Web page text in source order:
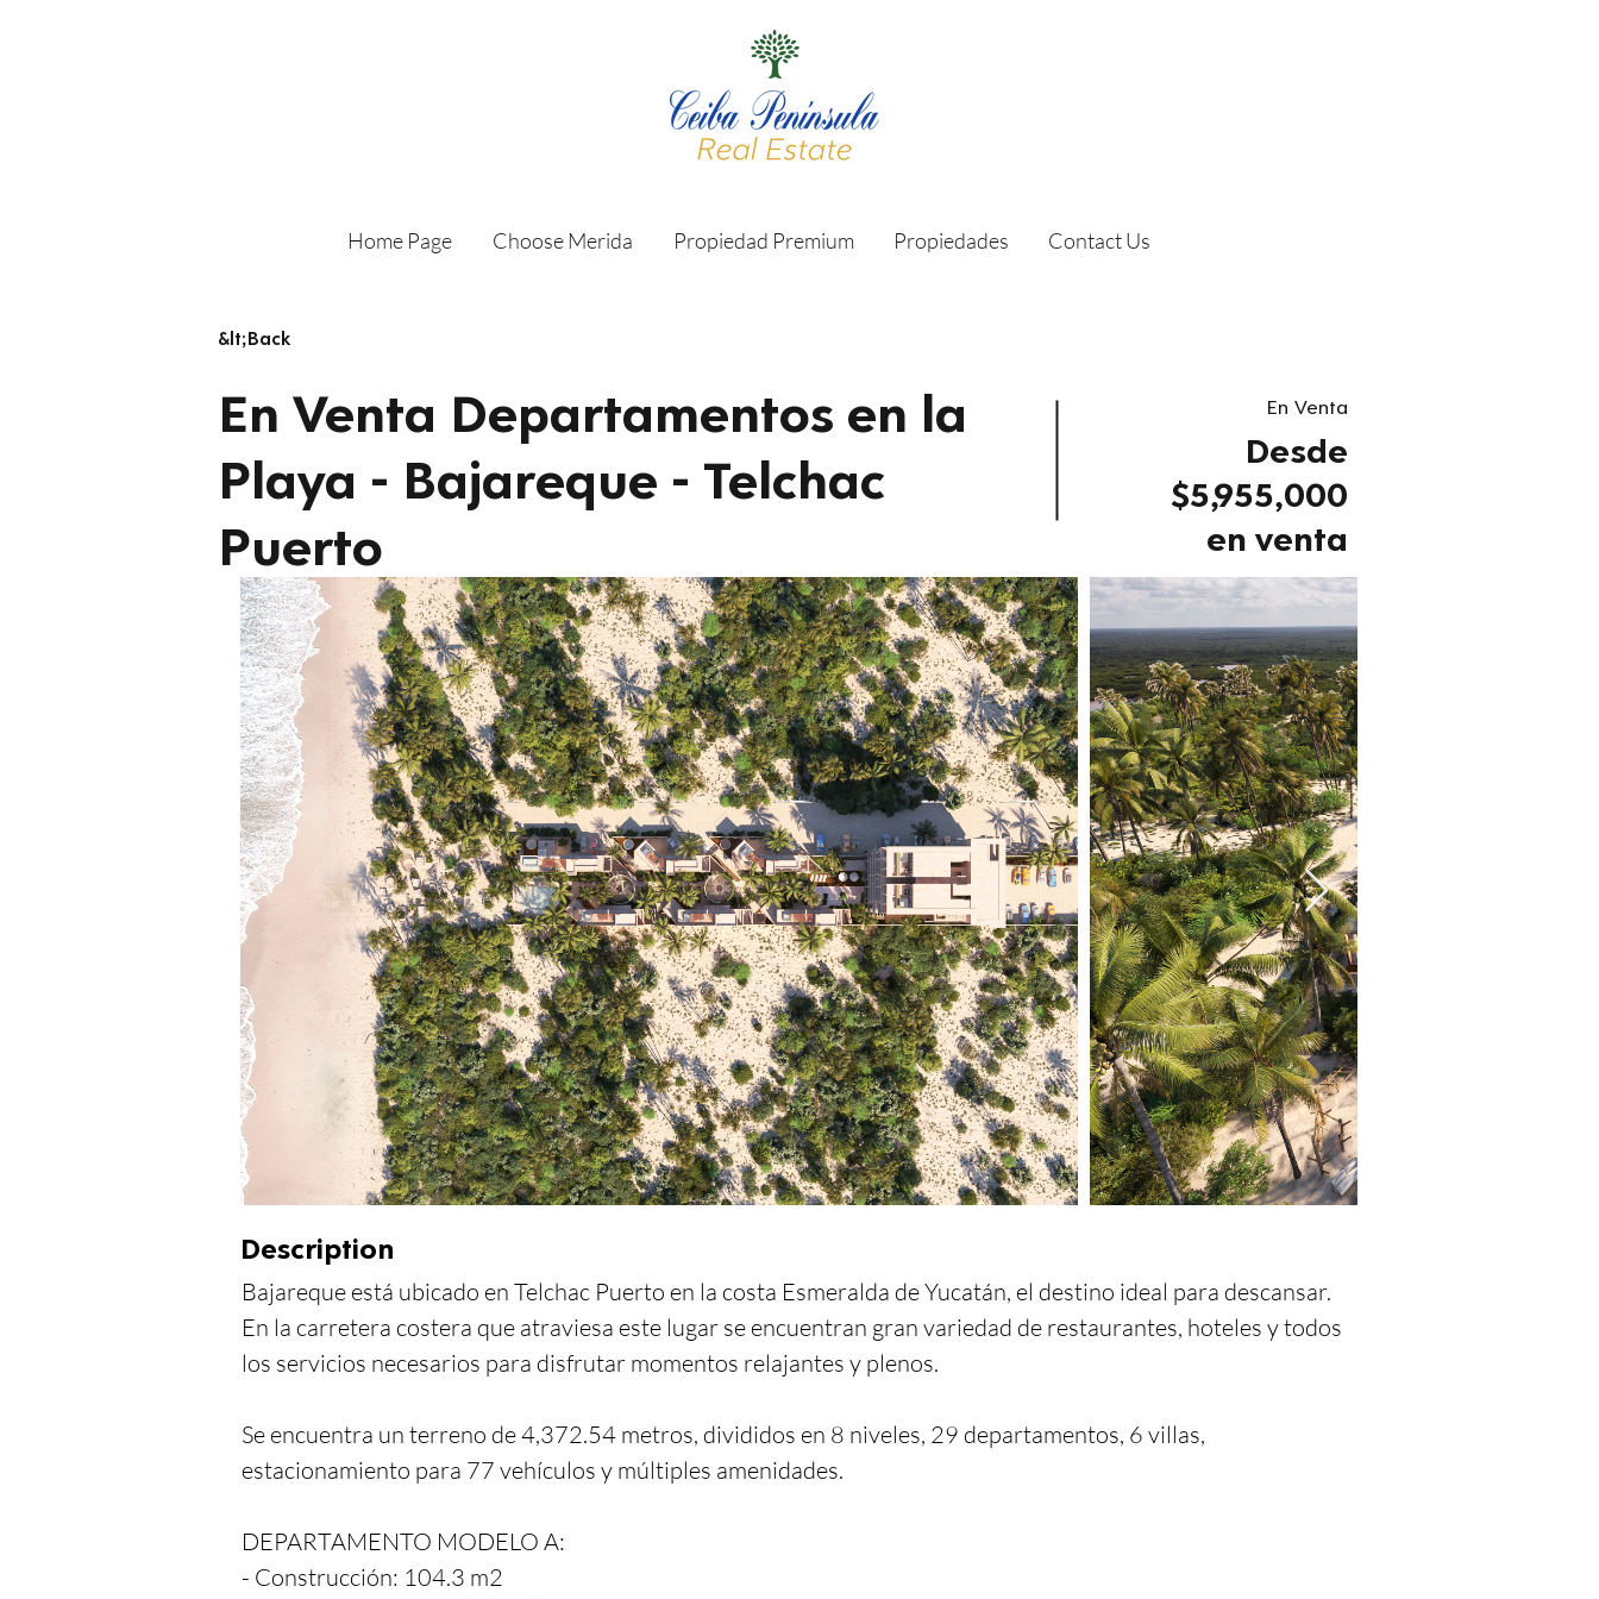
Home Page Choose Merida Propiedad Premium Propiedades Contact Us
&lt;Back
En Venta Departamentos en la
Playa - Bajareque - Telchac
Puerto
En Venta
Desde
$5,955,000
en venta
Description
Bajareque está ubicado en Telchac Puerto en la costa Esmeralda de Yucatán, el destino ideal para descansar.
En la carretera costera que atraviesa este lugar se encuentran gran variedad de restaurantes, hoteles y todos
los servicios necesarios para disfrutar momentos relajantes y plenos.
Se encuentra un terreno de 4,372.54 metros, divididos en 8 niveles, 29 departamentos, 6 villas,
estacionamiento para 77 vehículos y múltiples amenidades.
DEPARTAMENTO MODELO A:
- Construcción: 104.3 m2